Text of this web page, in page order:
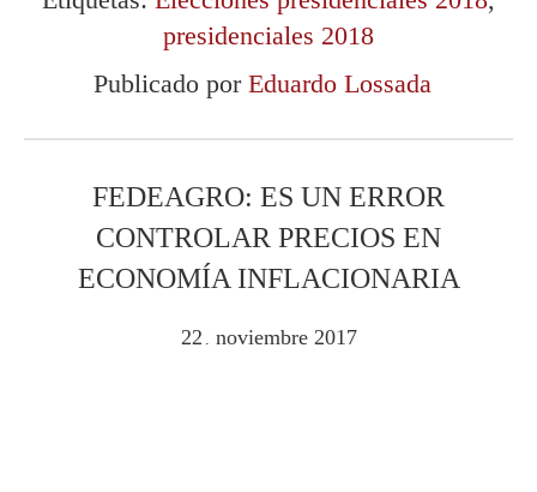
presidenciales 2018
Publicado por Eduardo Lossada
FEDEAGRO: ES UN ERROR
CONTROLAR PRECIOS EN
ECONOMÍA INFLACIONARIA
22 . noviembre 2017